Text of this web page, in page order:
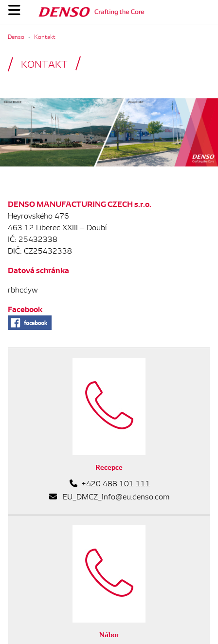
Denso Kontakt
KONTAKT
DENSO MANUFACTURING CZECH s.r.o.
Heyrovského 476
463 12 Liberec XXIII – Doubí
IČ: 25432338
DIČ: CZ25432338
Datová schránka
rbhcdyw
Facebook
Recepce
+420 488 101 111
EU_DMCZ_Info@eu.denso.com
Nábor